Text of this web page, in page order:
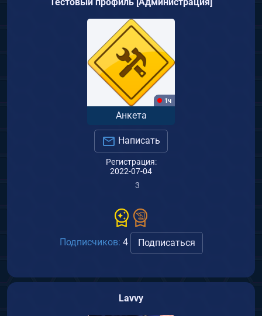
1ч
Анкета
Написать
Регистрация:
2022-07-04
3
Подписчиков: 4 Подписаться
Lavvy